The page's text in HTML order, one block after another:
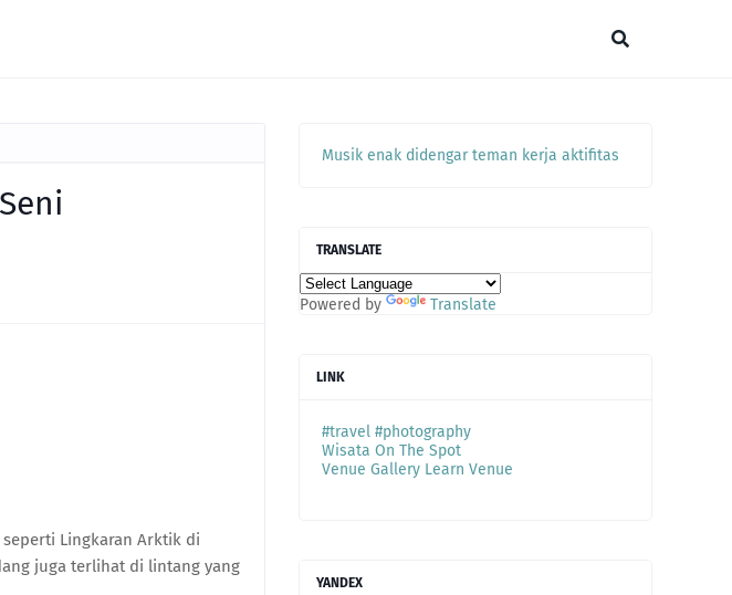
Lingkaran Arktik di
juga terlihat di lintang yang
Musik enak didengar teman kerja aktifitas
TRANSLATE
Powered by Translate
LINK
#travel #photography
Wisata On The Spot
Venue Gallery Learn Venue
YANDEX